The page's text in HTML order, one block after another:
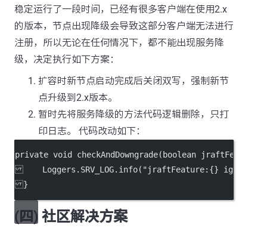
稳定运行了一段时间，已经有很多客户端在使用2.x
的版本，节点出现降级会导致这部分客户端无法进行
注册，所以无论在任何情况下，都不能出现服务降
级，决定执行如下方案：
扩容时新节点启动完成后关闭双写，强制新节
点升级到2.x版本。
暂时先将服务降级的方法代码逻辑删除，只打
印日志。 代码改动如下：
private void checkAndDowngrade(boolean
Loggers.SRV_LOG.info("jraftFeature:{} ignore
}
(四) 社区解决方案